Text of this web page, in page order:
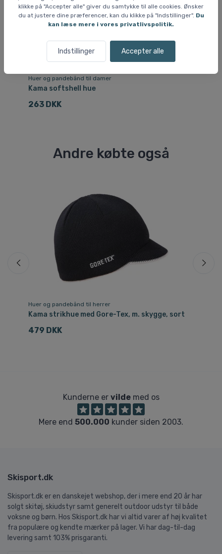
klikke på "Accepter alle" giver du samtykke til alle cookies. Ønsker
du at justere dine præferencer, kan du klikke på "Indstillinger". Du
kan læse mere i vores privatlivspolitik.
Indstillinger Accepter alle
Huer og pandebånd til damer
Kama softshell hue
263 DKK
Andre købte også
Huer og pandebånd til herrer
Kama strikhue med Gore-Tex, m. skygge, sort
479 DKK
Kunderne er vildemed os
Mere end 500.000 kunder siden 2003.
Skisport.dk
Skisport.dk er en danskejet webshop, der i mere end 20 år har
solgt skitøj, skiudstyr samt generelt outdoor udstyr til både
voksne og børn. Hos Skisport.dk har vi altid varer af høj kvalitet
fra populære og kendte mærker på lager. Vi har dag-til-dag
levering samt 103% prisgaranti.